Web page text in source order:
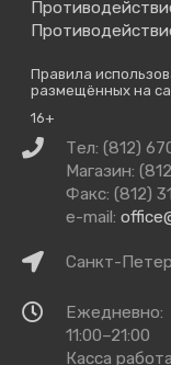
Правила
размещённых на
16+
Связаться
нами
Тел: (812)
Магазин:
Факс: (812)
e-mail:
КакСанкт-
Время
работы
Ежедневно:
11:00–21:00
Касса